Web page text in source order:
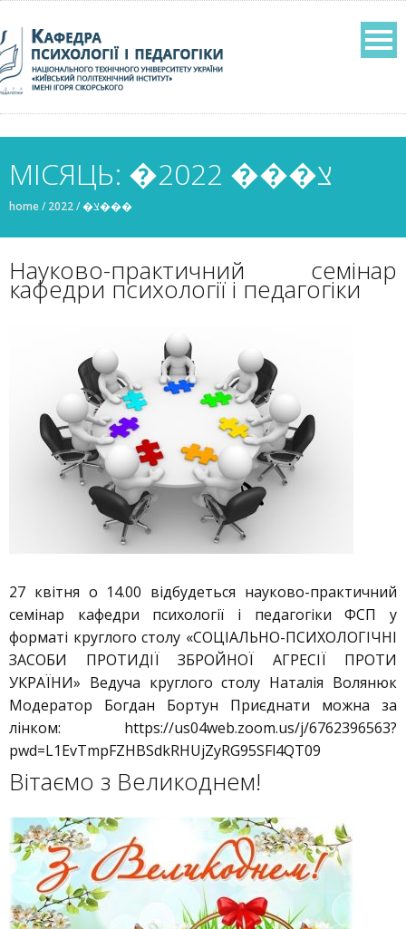
МІСЯЦЬ: �צ��� 2022
home/ 2022/ �צ���
Науково-практичний семінар
кафедри психології і педагогіки
27 квітня о 14.00 відбудеться науково-практичний
семінар кафедри психології і педагогіки ФСП у
форматі круглого столу «СОЦІАЛЬНО-ПСИХОЛОГІЧНІ
ЗАСОБИ ПРОТИДІЇ ЗБРОЙНОЇ АГРЕСІЇ ПРОТИ
УКРАЇНИ» Ведуча круглого столу Наталія Волянюк
Модератор Богдан Бортун Приєднати можна за
лінком: https://us04web.zoom.us/j/6762396563?
pwd=L1EvTmpFZHBSdkRHUjZyRG95SFl4QT09
Вітаємо з Великоднем!